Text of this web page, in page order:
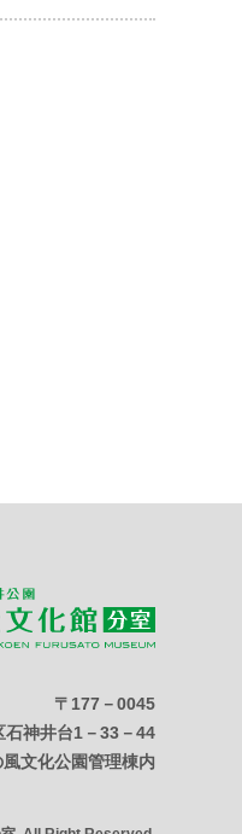
〒177－0045
石神井台1－33－44
文化公園管理棟内